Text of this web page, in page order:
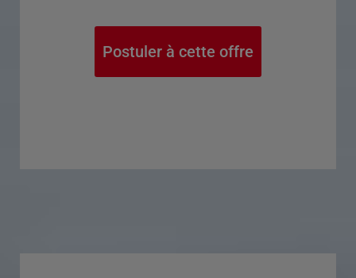
Postuler à cette offre